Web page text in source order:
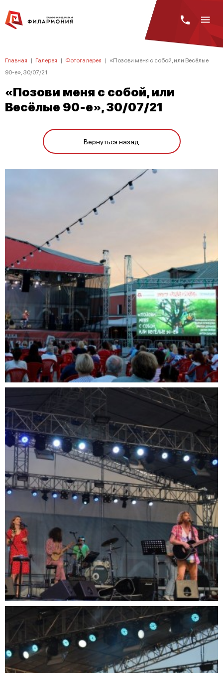
Главная | Галерея | Фотогалерея | «Позови меня с собой, или Весёлые
90-е», 30/07/21
«Позови меня с собой, или
Весёлые 90-е», 30/07/21
Вернуться назад